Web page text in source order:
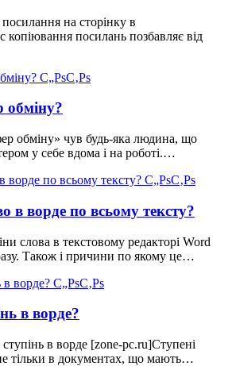
на сторінку в
посилань позбавляє від
обміну?
обміну» чув будь-яка людина, що
у себе вдома і на роботі.…
в ворде по всьому тексту?
слова в текстовому редакторі Word
Також і причини по якому це…
в ворде?
в ворде [zone-pc.ru]Ступені
тільки в документах, що мають…